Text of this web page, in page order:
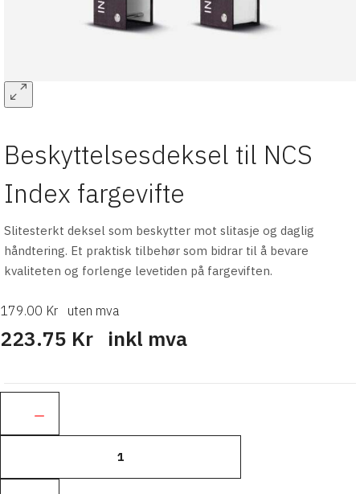
Beskyttelsesdeksel til NCS
Index fargevifte
Slitesterkt deksel som beskytter mot slitasje og daglig
håndtering. Et praktisk tilbehør som bidrar til å bevare
kvaliteten og forlenge levetiden på fargeviften.
179.00 Kr uten mva
223.75 Kr inkl mva